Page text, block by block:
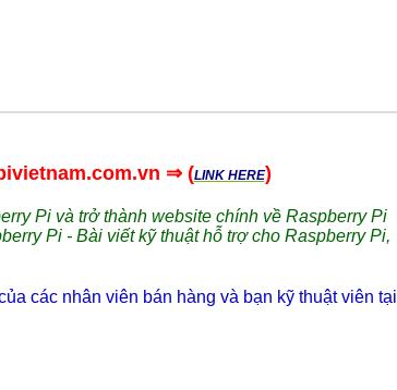
⇒ (LINK HERE)
Pi và trở thành website chính về Raspberry Pi
Pi - Bài viết kỹ thuật hỗ trợ cho Raspberry Pi,
các nhân viên bán hàng và bạn kỹ thuật viên tại